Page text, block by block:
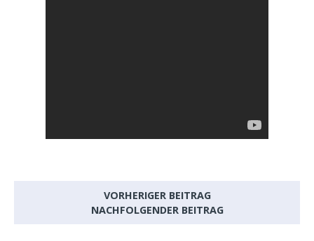
VORHERIGER BEITRAG
NACHFOLGENDER BEITRAG